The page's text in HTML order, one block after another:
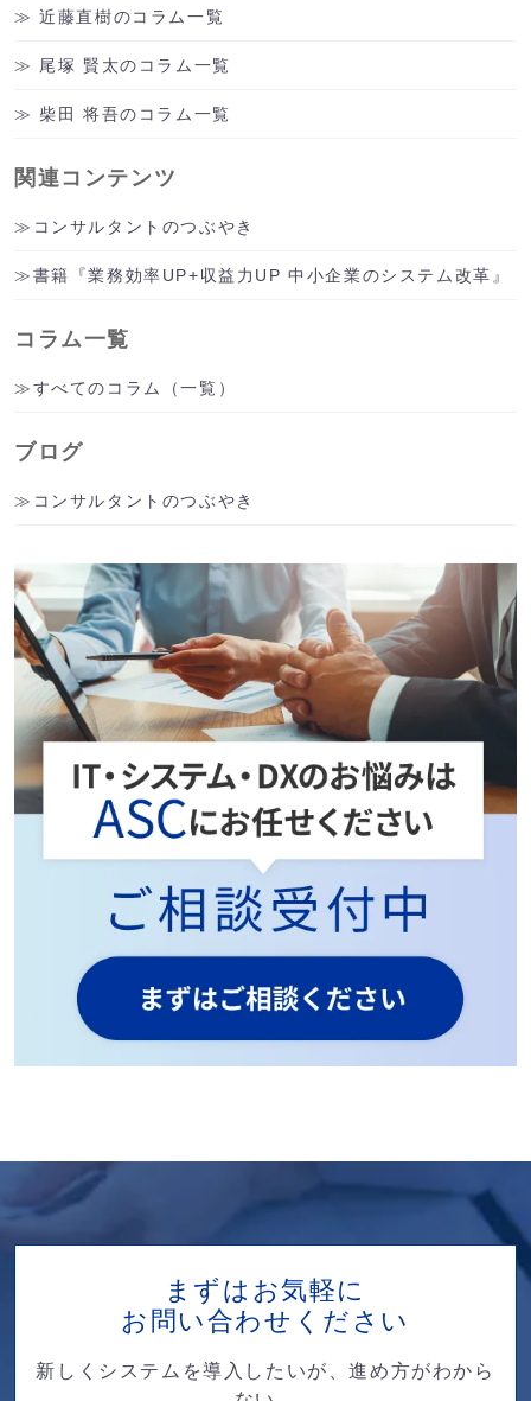
近藤直樹のコラム一覧
尾塚 賢太のコラム一覧
柴田 将吾のコラム一覧
関連コンテンツ
コンサルタントのつぶやき
書籍『業務効率UP+収益力UP 中小企業のシステム改革』
コラム一覧
すべてのコラム（一覧）
ブログ
コンサルタントのつぶやき
まずはお気軽に
お問い合わせください
新しくシステムを導入したいが、進め方がわから